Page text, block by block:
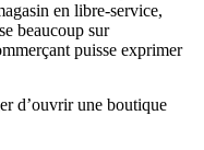
en libre-service,
beaucoup sur
puisse exprimer
d’ouvrir une boutique